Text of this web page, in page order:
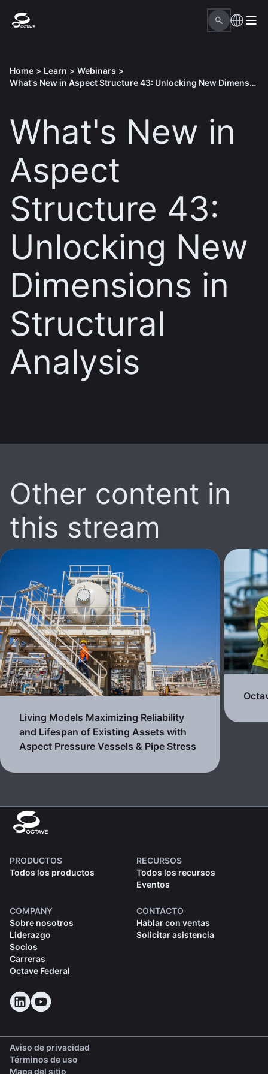
Home > Learn > Webinars >
What's New in Aspect Structure 43: Unlocking New Dimensions in Structural Analysis
What's New in
Aspect
Structure 43:
Unlocking New
Dimensions in
Structural
Analysis
Other content in
this stream
Living Models Maximizing Reliability
and Lifespan of Existing Assets with
Aspect Pressure Vessels & Pipe Stress
PRODUCTOS
Todos los productos
RECURSOS
Todos los recursos
Eventos
COMPANY
Sobre nosotros
Liderazgo
Socios
Carreras
Octave Federal
CONTACTO
Hablar con ventas
Solicitar asistencia
Aviso de privacidad
Términos de uso
Mapa del sitio